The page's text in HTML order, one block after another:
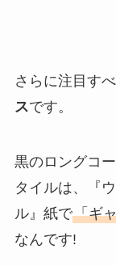
さらに注目す
スです。
黒のロングコ
タイルは、『
ル』紙で「ギ
なんです!